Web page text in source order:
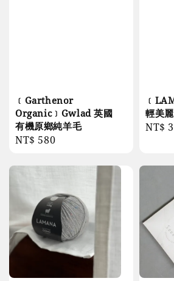
﹝Garthenor
Organic﹞Gwlad 英國
有機原鄉純羊毛
Regular
NT$ 580
輕美
NT$